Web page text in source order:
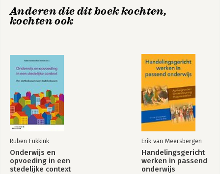
7. De planningscyclus
8. Fasering van de internal audit
Literatuur
De auteurs
Trefwoordenregister
Anderen die dit boek kochten,
kochten ook
Ruben Fukkink
Onderwijs en
opvoeding in een
stedelijke context
Erik van Meersbergen
Handelingsgericht
werken in passend
onderwijs